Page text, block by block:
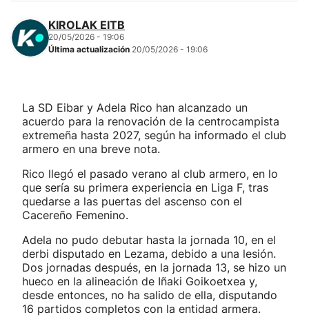
KIROLAK EITB
20/05/2026 - 19:06
Última actualización 20/05/2026 - 19:06
La SD Eibar y Adela Rico han alcanzado un
acuerdo para la renovación de la centrocampista
extremeña hasta 2027, según ha informado el club
armero en una breve nota.
Rico llegó el pasado verano al club armero, en lo
que sería su primera experiencia en Liga F, tras
quedarse a las puertas del ascenso con el
Cacereño Femenino.
Adela no pudo debutar hasta la jornada 10, en el
derbi disputado en Lezama, debido a una lesión.
Dos jornadas después, en la jornada 13, se hizo un
hueco en la alineación de Iñaki Goikoetxea y,
desde entonces, no ha salido de ella, disputando
16 partidos completos con la entidad armera.